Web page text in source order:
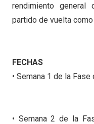
rendimiento
partido de vuelta como
FECHAS
• Semana 1 de la
• Semana 2 de la